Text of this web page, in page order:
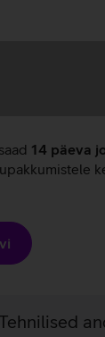
14 päeva
Tehnilised